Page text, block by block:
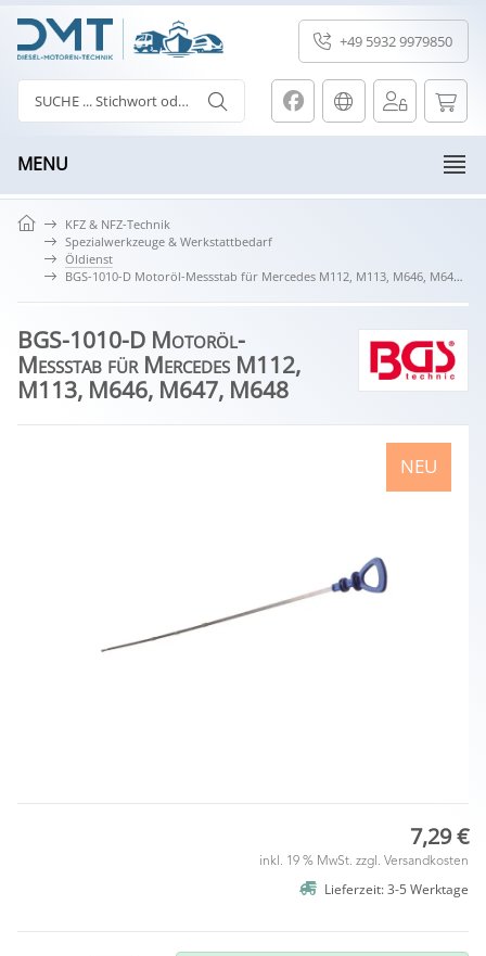
+49 5932 9979850
MENU
KFZ & NFZ-Technik
Spezialwerkzeuge & Werkstattbedarf
Öldienst
BGS-1010-D Motoröl-Messstab für Mercedes M112, M113, M646, M647, M648
BGS-1010-D Motoröl-
Messstab für Mercedes M112,
M113, M646, M647, M648
NEU
7,29 €
inkl. 19 % MwSt. zzgl. Versandkosten
Lieferzeit: 3-5 Werktage